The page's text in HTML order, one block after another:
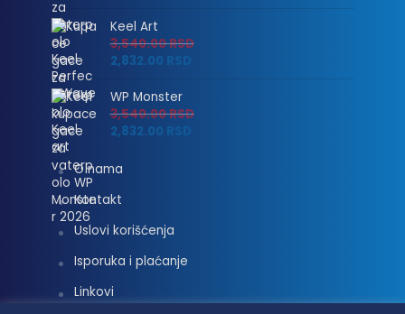
Keel Art
3,540.00RSD
2,832.00 RSD
WP Monster
3,540.00RSD
2,832.00 RSD
O nama
Kontakt
Uslovi korišćenja
Isporuka i plaćanje
Linkovi